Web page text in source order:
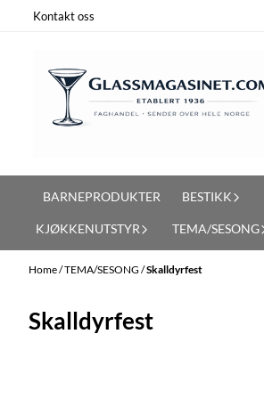
Skip to content
Kontakt oss
BARNEPRODUKTER BESTIKK
KJØKKENUTSTYR TEMA/SESONG
Home/TEMA/SESONG /Skalldyrfest
Skalldyrfest